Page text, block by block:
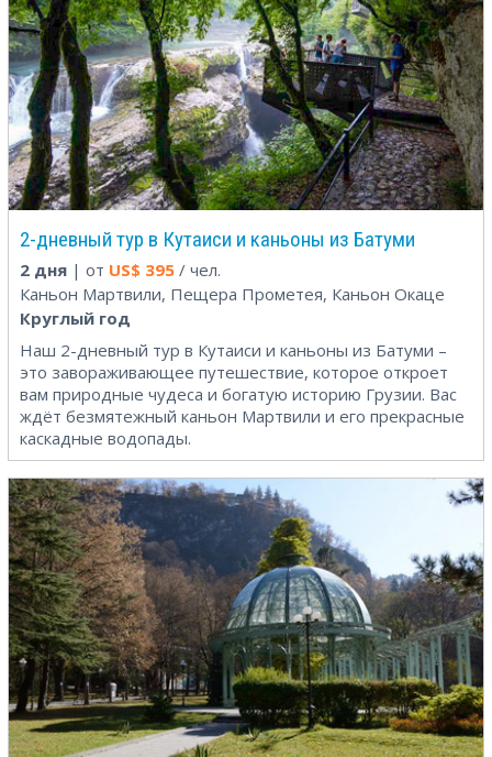
2-дневный тур в Кутаиси и каньоны из Батуми
2 дня | от US$ 395 / чел.
Каньон Мартвили, Пещера Прометея, Каньон Окаце
Круглый год
Наш 2-дневный тур в Кутаиси и каньоны из Батуми –
это завораживающее путешествие, которое откроет
вам природные чудеса и богатую историю Грузии. Вас
ждёт безмятежный каньон Мартвили и его прекрасные
каскадные водопады.